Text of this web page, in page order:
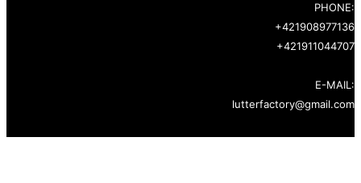
PHONE:
+421908977136
+421911044707
E-MAIL:
lutterfactory@gmail.com